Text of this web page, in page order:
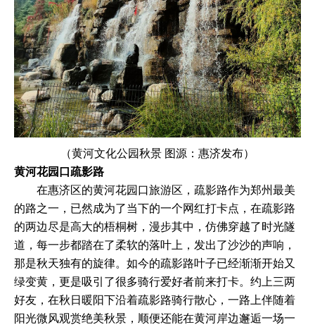
（黄河文化公园秋景 图源：惠济发布）
黄河花园口疏影路
在惠济区的黄河花园口旅游区，疏影路作为郑州最美
的路之一，已然成为了当下的一个网红打卡点，在疏影路
的两边尽是高大的梧桐树，漫步其中，仿佛穿越了时光隧
道，每一步都踏在了柔软的落叶上，发出了沙沙的声响，
那是秋天独有的旋律。如今的疏影路叶子已经渐渐开始又
绿变黄，更是吸引了很多骑行爱好者前来打卡。约上三两
好友，在秋日暖阳下沿着疏影路骑行散心，一路上伴随着
阳光微风观赏绝美秋景，顺便还能在黄河岸边邂逅一场一